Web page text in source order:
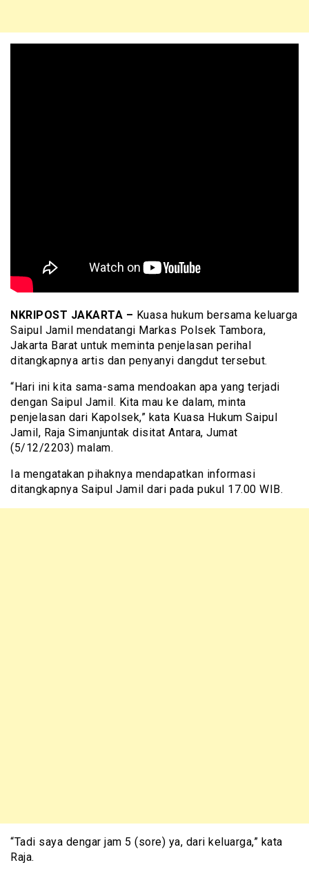
NKRIPOST JAKARTA – Kuasa hukum bersama keluarga
Saipul Jamil mendatangi Markas Polsek Tambora,
Jakarta Barat untuk meminta penjelasan perihal
ditangkapnya artis dan penyanyi dangdut tersebut.
“Hari ini kita sama-sama mendoakan apa yang terjadi
dengan Saipul Jamil. Kita mau ke dalam, minta
penjelasan dari Kapolsek,” kata Kuasa Hukum Saipul
Jamil, Raja Simanjuntak disitat Antara, Jumat
(5/12/2203) malam.
Ia mengatakan pihaknya mendapatkan informasi
ditangkapnya Saipul Jamil dari pada pukul 17.00 WIB.
“Tadi saya dengar jam 5 (sore) ya, dari keluarga,” kata
Raja.